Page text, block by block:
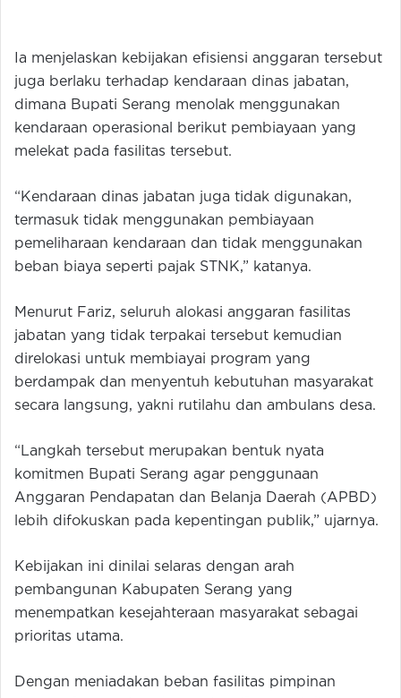
Ia menjelaskan kebijakan efisiensi anggaran tersebut
juga berlaku terhadap kendaraan dinas jabatan,
dimana Bupati Serang menolak menggunakan
kendaraan operasional berikut pembiayaan yang
melekat pada fasilitas tersebut.
“Kendaraan dinas jabatan juga tidak digunakan,
termasuk tidak menggunakan pembiayaan
pemeliharaan kendaraan dan tidak menggunakan
beban biaya seperti pajak STNK,” katanya.
Menurut Fariz, seluruh alokasi anggaran fasilitas
jabatan yang tidak terpakai tersebut kemudian
direlokasi untuk membiayai program yang
berdampak dan menyentuh kebutuhan masyarakat
secara langsung, yakni rutilahu dan ambulans desa.
“Langkah tersebut merupakan bentuk nyata
komitmen Bupati Serang agar penggunaan
Anggaran Pendapatan dan Belanja Daerah (APBD)
lebih difokuskan pada kepentingan publik,” ujarnya.
Kebijakan ini dinilai selaras dengan arah
pembangunan Kabupaten Serang yang
menempatkan kesejahteraan masyarakat sebagai
prioritas utama.
Dengan meniadakan beban fasilitas pimpinan